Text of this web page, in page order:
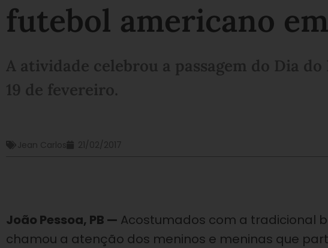
futebol americano em
A atividade celebrou a passagem do Dia
19 de fevereiro.
Jean Carlos 21/02/2017
João Pessoa, PB — Acostumados com a tradicional
chamou a atenção dos meninos e meninas que